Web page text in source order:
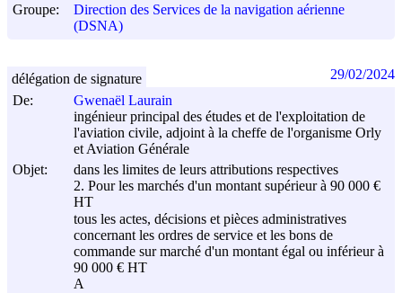
Groupe:
Direction des Services de la navigation aérienne
(DSNA)
De:
Gwenaël Laurain
ingénieur principal des études et de l'exploitation de
l'aviation civile, adjoint à la cheffe de l'organisme Orly
et Aviation Générale
Objet:
dans les limites de leurs attributions respectives
2. Pour les marchés d'un montant supérieur à 90 000 €
HT
tous les actes, décisions et pièces administratives
concernant les ordres de service et les bons de
commande sur marché d'un montant égal ou inférieur à
90 000 € HT
A
délégation de signature 29/02/2024